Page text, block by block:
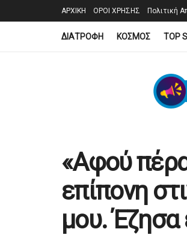
ΑΡΧΙΚΗ ΟΡΟΙ ΧΡΗΣΗΣ Πολιτική
ΔΙΑΤΡΟΦΗ ΚΟΣΜΟΣ TOP
«Αφού
επίπονη
μου. Έζησα